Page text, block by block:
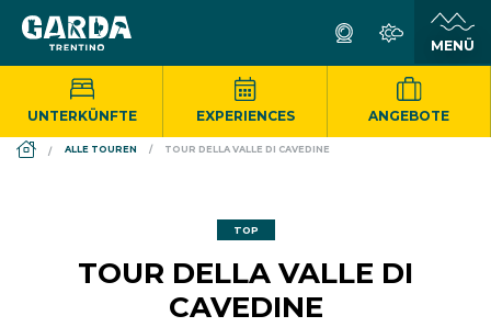
UNTERKÜNFTE EXPERIENCES ANGEBOTE
DS_BREADCRUMB.HOME
ALLE TOUREN TOUR DELLA VALLE DI CAVEDINE
TOP
TOUR DELLA VALLE DI
CAVEDINE